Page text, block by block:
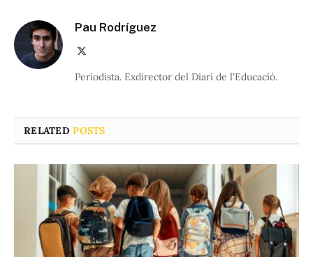
Pau Rodríguez
Periodista. Exdirector del Diari de l'Educació.
RELATEDPOSTS